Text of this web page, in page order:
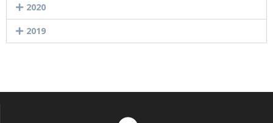
2020
2019